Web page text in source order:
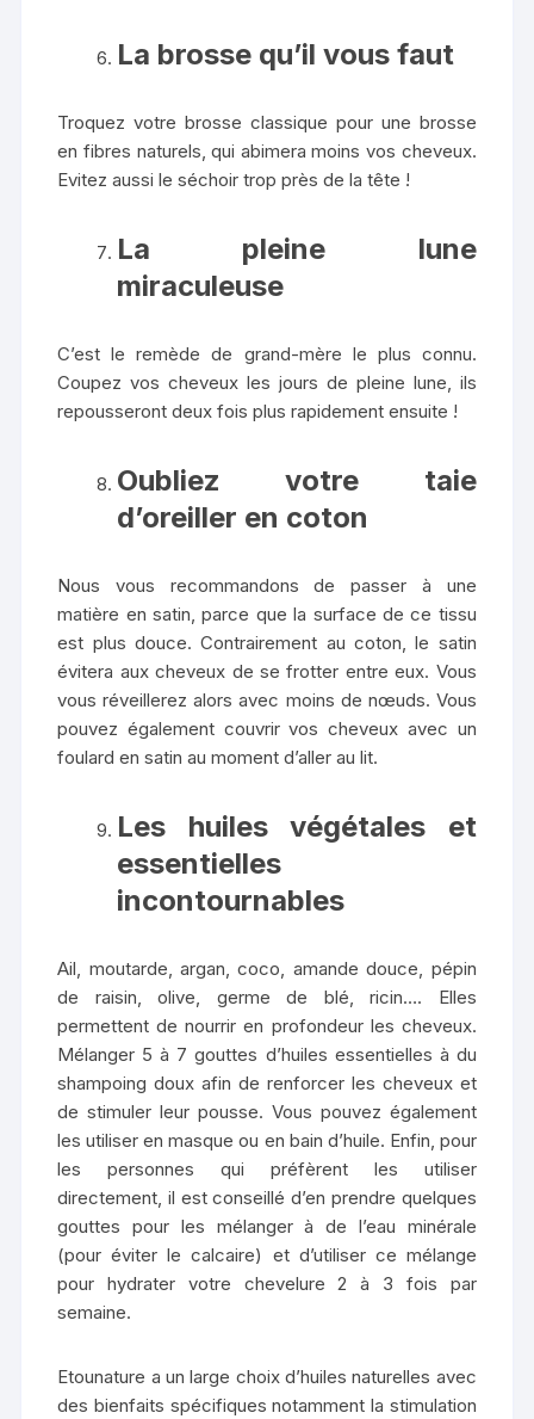
La brosse qu’il vous faut
Troquez votre brosse classique pour une brosse
en fibres naturels, qui abimera moins vos cheveux.
Evitez aussi le séchoir trop près de la tête !
La pleine lune
miraculeuse
C’est le remède de grand-mère le plus connu.
Coupez vos cheveux les jours de pleine lune, ils
repousseront deux fois plus rapidement ensuite !
Oubliez votre taie
d’oreiller en coton
Nous vous recommandons de passer à une
matière en satin, parce que la surface de ce tissu
est plus douce. Contrairement au coton, le satin
évitera aux cheveux de se frotter entre eux. Vous
vous réveillerez alors avec moins de nœuds. Vous
pouvez également couvrir vos cheveux avec un
foulard en satin au moment d’aller au lit.
Les huiles végétales et
essentielles
incontournables
Ail, moutarde, argan, coco, amande douce, pépin
de raisin, olive, germe de blé, ricin…. Elles
permettent de nourrir en profondeur les cheveux.
Mélanger 5 à 7 gouttes d’huiles essentielles à du
shampoing doux afin de renforcer les cheveux et
de stimuler leur pousse. Vous pouvez également
les utiliser en masque ou en bain d’huile. Enfin, pour
les personnes qui préfèrent les utiliser
directement, il est conseillé d’en prendre quelques
gouttes pour les mélanger à de l’eau minérale
(pour éviter le calcaire) et d’utiliser ce mélange
pour hydrater votre chevelure 2 à 3 fois par
semaine.
Etounature a un large choix d’huiles naturelles avec
des bienfaits spécifiques notamment la stimulation